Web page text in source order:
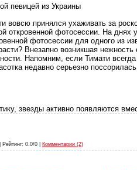
певицей из Украины
вовсю принялся ухаживать за
откровенной фотосессии. На
фотосессии для одного из
Внезапно возникшая
Напомним, если Тимати
недавно серьезно поссорилась.
звезды активно появляются
Рейтинг: 0.0/0 | Комментарии (2)